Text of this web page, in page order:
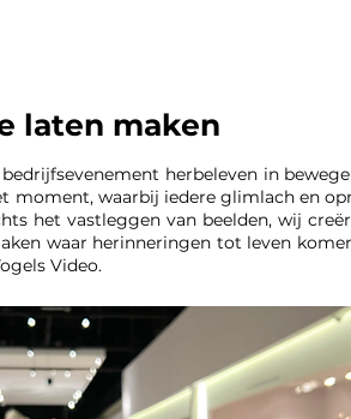
laten maken
herbeleven in
moment, waarbij iedere glimlach en
het vastleggen van beelden, wij
waar herinneringen tot leven
Video.